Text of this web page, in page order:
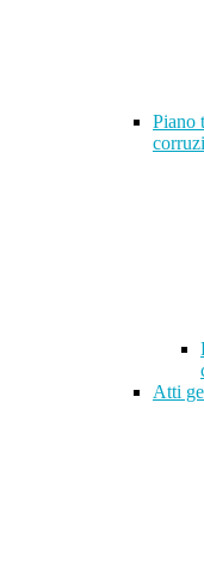
Piano
Atti